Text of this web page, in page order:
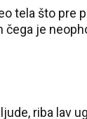
tela što pre
čega je
riba lav